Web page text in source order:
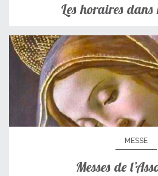
Les horaires dans
MESSE
Messes de